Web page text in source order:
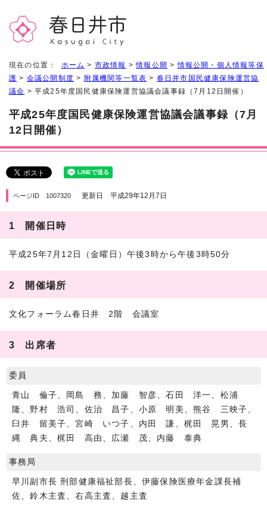
現在の位置： ホーム > 市政情報 >情報公開 >情報公開・個人情報等保
護 > 会議公開制度 > 附属機関等一覧表 > 春日井市国民健康保険運営協
議会 > 平成25年度国民健康保険運営協議会議事録（7月12日開催）
平成25年度国民健康保険運営協議会議事録（7月
12日開催）
ページID 1007320 更新日 平成29年12月7日
1 開催日時
平成25年7月12日（金曜日）午後3時から午後3時50分
2 開催場所
文化フォーラム春日井 2階 会議室
3 出席者
委員
青山 倫子、岡島 務、加藤 智彦、石田 洋一、松浦
隆、野村 浩司、佐治 昌子、小原 明美、熊谷 三映子、
臼井 留美子、宮崎 いつ子、内田 謙、梶田 晃男、長
縄 典夫、梶田 高由、広瀬 茂、内藤 泰典
事務局
早川副市長 刑部健康福祉部長、伊藤保険医療年金課長補
佐、鈴木主査、右高主査、越主査